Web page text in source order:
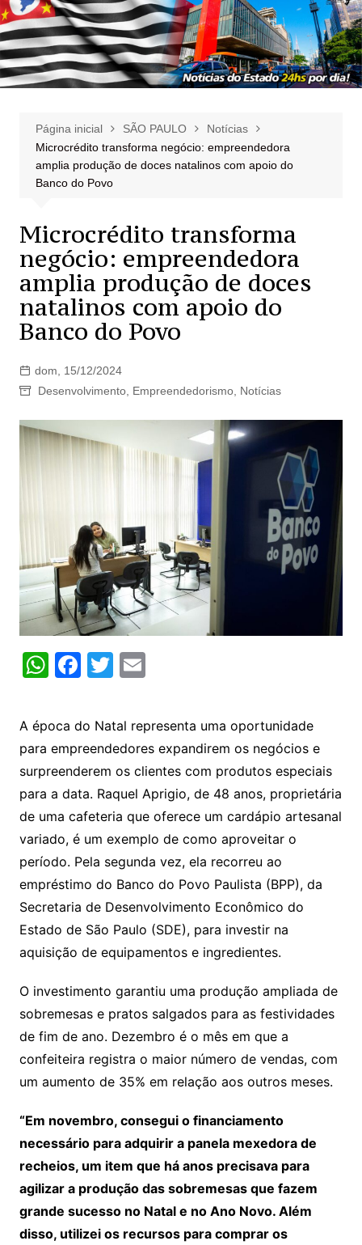
Página inicial SÃO PAULO
Notícias
Microcrédito transforma negócio: empreendedora
amplia produção de doces natalinos com apoio do
Banco do Povo
Microcrédito transforma
negócio: empreendedora
amplia produção de doces
natalinos com apoio do
Banco do Povo
dom, 15/12/2024
Desenvolvimento, Empreendedorismo, Notícias
W
at
s
A
p
p
F
c
e
b
o
o
k
T
itt
er
E
ai
l
A época do Natal representa uma oportunidade
para empreendedores expandirem os negócios e
surpreenderem os clientes com produtos especiais
para a data. Raquel Aprigio, de 48 anos, proprietária
de uma cafeteria que oferece um cardápio artesanal
variado, é um exemplo de como aproveitar o
período. Pela segunda vez, ela recorreu ao
empréstimo do Banco do Povo Paulista (BPP), da
Secretaria de Desenvolvimento Econômico do
Estado de São Paulo (SDE), para investir na
aquisição de equipamentos e ingredientes.
O investimento garantiu uma produção ampliada de
sobremesas e pratos salgados para as festividades
de fim de ano. Dezembro é o mês em que a
confeiteira registra o maior número de vendas, com
um aumento de 35% em relação aos outros meses.
“Em novembro, consegui o financiamento
necessário para adquirir a panela mexedora de
recheios, um item que há anos precisava para
agilizar a produção das sobremesas que fazem
grande sucesso no Natal e no Ano Novo. Além
disso, utilizei os recursos para comprar os